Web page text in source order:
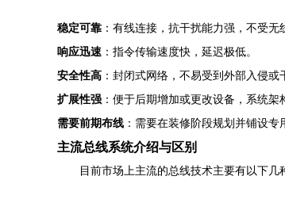
稳定可靠 ：有线连接，抗干扰能力强，不受
响应迅速 ：指令传输速度快，延迟极低。
安全性高 ：封闭式网络，不易受到外部入侵或
扩展性强 ：便于后期增加或更改设备，系统架
需要前期布线 ：需要在装修阶段规划并铺设专
主流总线系统介绍与区别
目前市场上主流的总线技术主要有以下几